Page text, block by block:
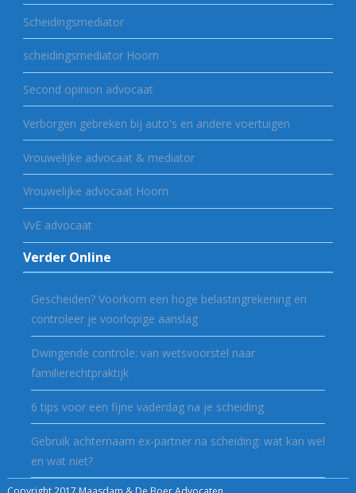
Scheidingsmediator
scheidingsmediator Hoorn
Second opinion advocaat
Verborgen gebreken bij auto's en andere voertuigen
Vrouwelijke advocaat & mediator
Vrouwelijke advocaat Hoorn
VvE advocaat
Verder Online
Gescheiden? Voorkom een hoge belastingrekening en
controleer je voorlopige aanslag
Dwingende controle: van wetsvoorstel naar
familierechtpraktijk
6 tips voor een fijne vaderdag na je scheiding
Gebruik achternaam ex-partner na scheiding: wat kan wel
en wat niet?